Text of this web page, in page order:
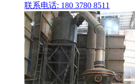
联系电话: 180 3780 8511